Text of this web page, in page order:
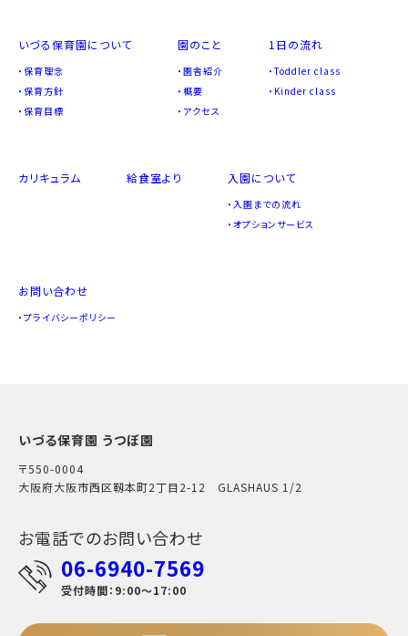
いづる保育園について
保育理念
保育方針
保育目標
園のこと
園舎紹介
概要
アクセス
1日の流れ
Toddler class
Kinder class
カリキュラム 給食室より 入園について
入園までの流れ
オプションサービス
お問い合わせ
プライバシーポリシー
いづる保育園 うつぼ園
〒550-0004
大阪府大阪市西区靱本町2丁目2-12 GLASHAUS 1/2
お電話でのお問い合わせ
06-6940-7569
受付時間：9:00～17:00